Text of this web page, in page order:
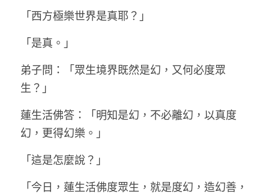
「西方極樂世界是真耶？」
「是真。」
弟子問：「眾生境界既然是幻，又何必度眾
生？」
蓮生活佛答：「明知是幻，不必離幻，以真度
幻，更得幻樂。」
「這是怎麼說？」
「今日，蓮生活佛度眾生，就是度幻，造幻善，